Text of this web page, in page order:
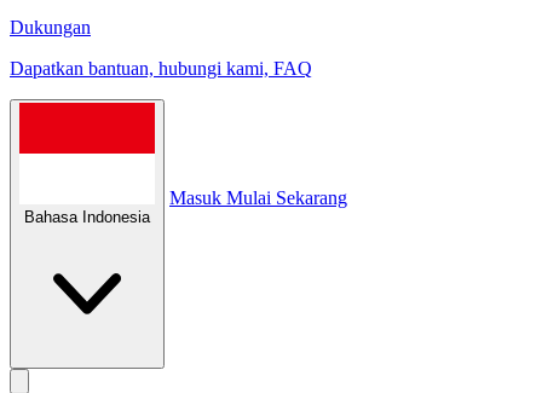
Dukungan
Dapatkan bantuan, hubungi kami, FAQ
Bahasa Indonesia
Masuk Mulai Sekarang